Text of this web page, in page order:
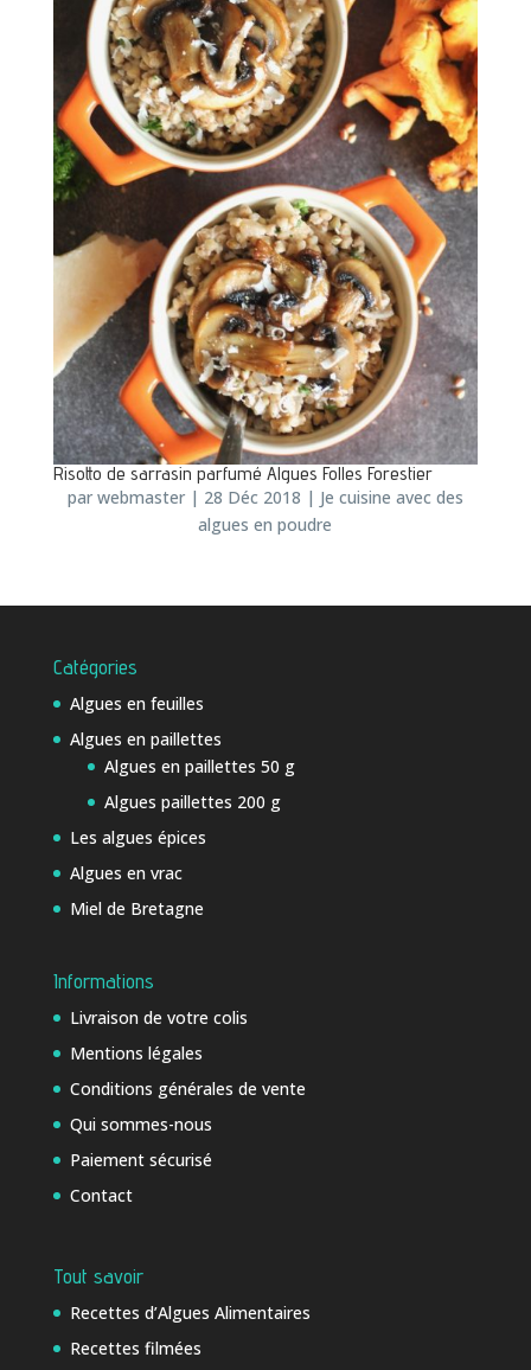
Risotto de sarrasin parfumé Algues Folles Forestier
par webmaster| 28 Déc 2018 | Je cuisine avec des
algues en poudre
Catégories
Algues en feuilles
Algues en paillettes
Algues en paillettes 50 g
Algues paillettes 200 g
Les algues épices
Algues en vrac
Miel de Bretagne
Informations
Livraison de votre colis
Mentions légales
Conditions générales de vente
Qui sommes-nous
Paiement sécurisé
Contact
Tout savoir
Recettes d’Algues Alimentaires
Recettes filmées